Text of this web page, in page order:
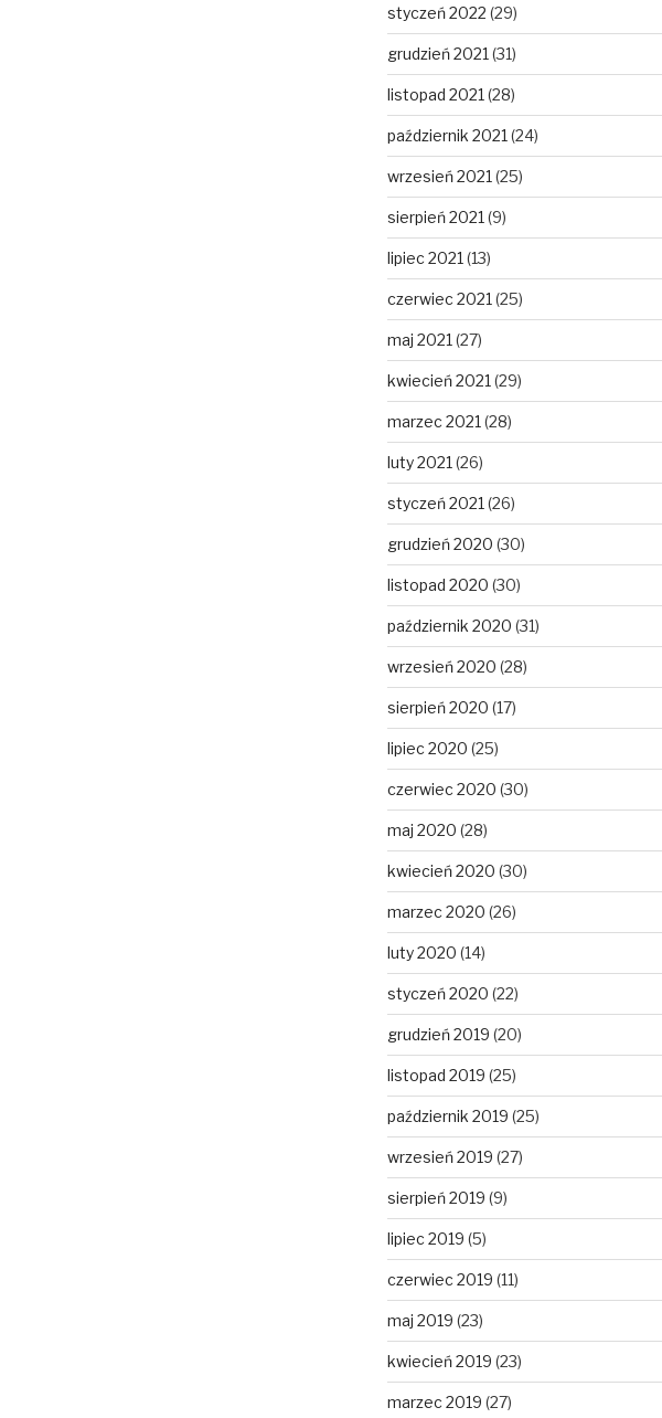
styczeń 2022 (29)
grudzień 2021 (31)
listopad 2021 (28)
październik 2021 (24)
wrzesień 2021 (25)
sierpień 2021 (9)
lipiec 2021 (13)
czerwiec 2021 (25)
maj 2021 (27)
kwiecień 2021 (29)
marzec 2021 (28)
luty 2021 (26)
styczeń 2021 (26)
grudzień 2020 (30)
listopad 2020 (30)
październik 2020 (31)
wrzesień 2020 (28)
sierpień 2020 (17)
lipiec 2020 (25)
czerwiec 2020 (30)
maj 2020 (28)
kwiecień 2020 (30)
marzec 2020 (26)
luty 2020 (14)
styczeń 2020 (22)
grudzień 2019 (20)
listopad 2019 (25)
październik 2019 (25)
wrzesień 2019 (27)
sierpień 2019 (9)
lipiec 2019 (5)
czerwiec 2019 (11)
maj 2019 (23)
kwiecień 2019 (23)
marzec 2019 (27)